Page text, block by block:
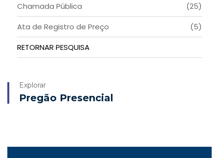
Chamada Pública
(25)
Ata de Registro de Preço
(5)
RETORNAR PESQUISA
Explorar
Pregão Presencial